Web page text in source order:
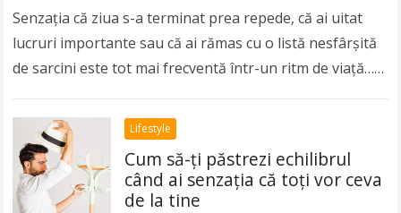
Senzația că ziua s-a terminat prea repede, că ai uitat
lucruri importante sau că ai rămas cu o listă nesfârșită
de sarcini este tot mai frecventă într-un ritm de viață…
Lifestyle
Cum să-ți păstrezi echilibrul
când ai senzația că toți vor ceva
de la tine